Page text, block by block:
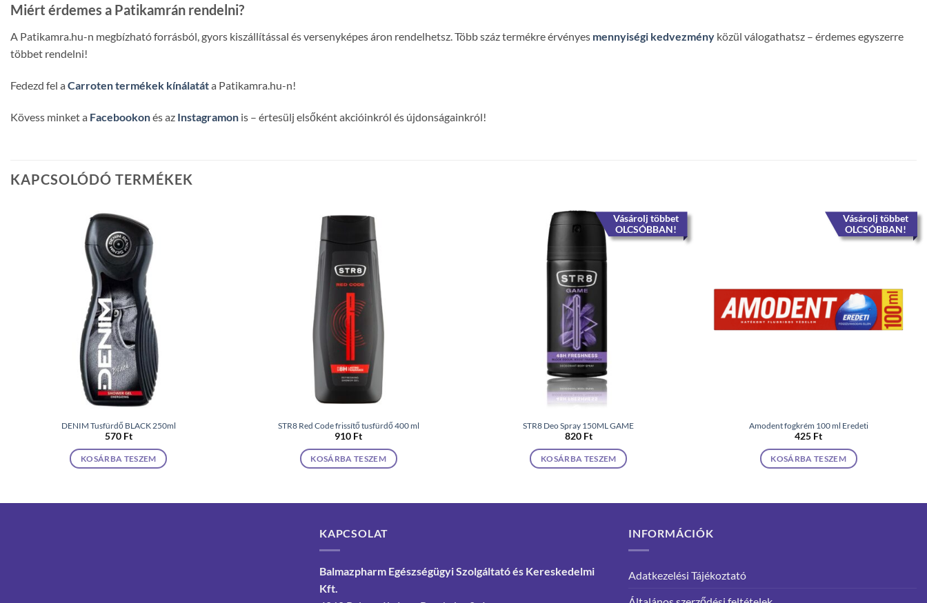
Miért érdemes a Patikamrán rendelni?
A Patikamra.hu-n megbízható forrásból, gyors kiszállítással és versenyképes áron rendelhetsz. Több száz termékre érvényes mennyiségi kedvezmény közül válogathatsz – érdemes egyszerre
többet rendelni!
Fedezd fel a Carroten termékek kínálatáta Patikamra.hu-n!
Kövess minket a Facebookonés az Instagramon is – értesülj elsőként akcióinkról és újdonságainkról!
KAPCSOLÓDÓ TERMÉKEK
DENIM Tusfürdő BLACK 250ml
570 Ft
KOSÁRBA TESZEM
STR8 Red Code frissítő tusfürdő 400 ml
910 Ft
KOSÁRBA TESZEM
Vásárolj többet
OLCSÓBBAN!
STR8 Deo Spray 150ML GAME
820 Ft
KOSÁRBA TESZEM
Vásárolj többet
OLCSÓBBAN!
Amodent fogkrém 100 ml Eredeti
425 Ft
KOSÁRBA TESZEM
KAPCSOLAT
Balmazpharm Egészségügyi Szolgáltató és Kereskedelmi
Kft.
INFORMÁCIÓK
Adatkezelési Tájékoztató